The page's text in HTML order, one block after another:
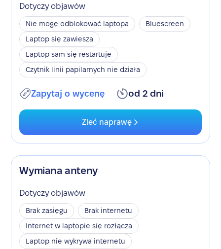
Dotyczy objawów
Nie mogę odblokować laptopa
Bluescreen
Laptop się zawiesza
Laptop sam się restartuje
Czytnik linii papilarnych nie działa
Zapytaj o wycenę od 2 dni
Zleć naprawę
Wymiana anteny
Dotyczy objawów
Brak zasięgu
Brak internetu
Internet w laptopie się rozłącza
Laptop nie wykrywa internetu